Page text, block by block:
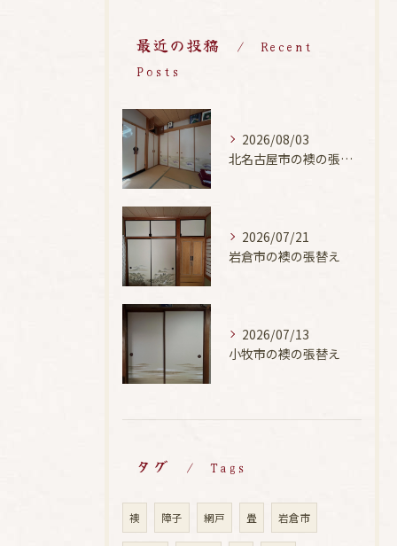
最近の投稿
Recent
Posts
2026/08/03
北名古屋市の襖の張替え
2026/07/21
岩倉市の襖の張替え
2026/07/13
小牧市の襖の張替え
タグ Tags
襖 障子 網戸 畳 岩倉市